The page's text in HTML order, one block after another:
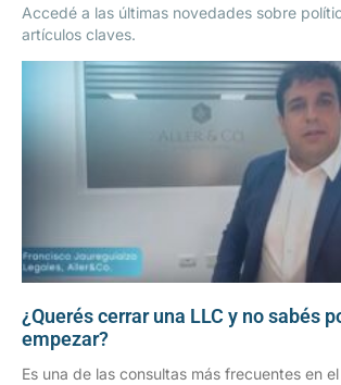
Accedé a las últimas novedades sobre
artículos claves.
¿Querés cerrar una LLC y no sabés
empezar?
Es una de las consultas más frecuentes en